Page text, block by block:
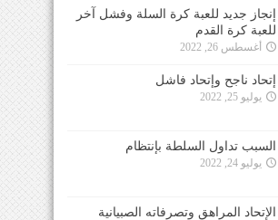
إنجاز جديد للعبة كرة السلة وفشل آخر
للعبة كرة القدم
أغسطس 26, 2022
إتحاد ناجح وإتحاد فاشل
يوليو 25, 2022
السبب تداول السلطة بإنتظام
يوليو 24, 2022
الإتحاد المراهق وتصرفاته الصبيانية